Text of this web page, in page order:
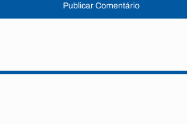
Publicar Comentário